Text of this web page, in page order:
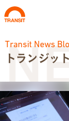
お知
トランジ
Transit News
トランジッ